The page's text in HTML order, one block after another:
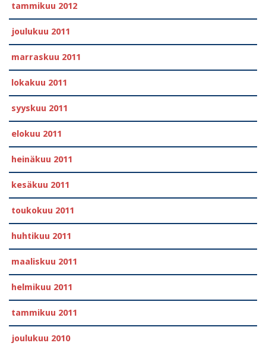
tammikuu 2012
joulukuu 2011
marraskuu 2011
lokakuu 2011
syyskuu 2011
elokuu 2011
heinäkuu 2011
kesäkuu 2011
toukokuu 2011
huhtikuu 2011
maaliskuu 2011
helmikuu 2011
tammikuu 2011
joulukuu 2010